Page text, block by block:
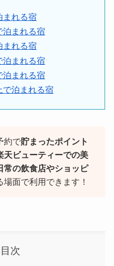
まれる宿
泊まれる宿
まれる宿
泊まれる宿
泊まれる宿
で泊まれる宿
約で貯まったポイント
天ビューティーでの美
常の飲食店やショッピ
場面で利用できます！
目次